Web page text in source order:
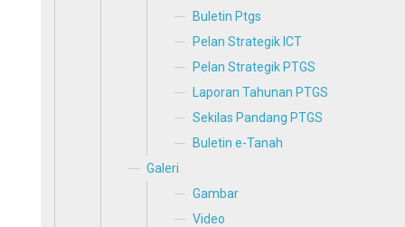
Buletin Ptgs
Pelan Strategik ICT
Pelan Strategik PTGS
Laporan Tahunan PTGS
Sekilas Pandang PTGS
Buletin e-Tanah
Galeri
Gambar
Video